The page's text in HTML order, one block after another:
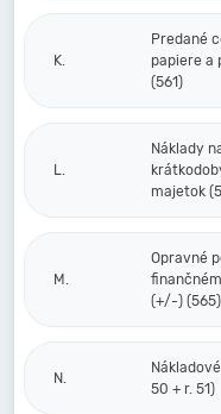
K.
Predané
papiere a
(561)
L.
Náklady
majetok
M.
Opravné
(+/-) (565)
N.
50 + r. 51)